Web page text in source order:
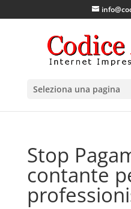
Seleziona una pagina
Stop
contante